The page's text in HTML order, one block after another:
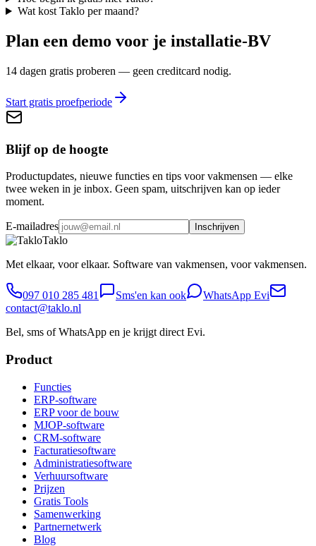
Wat kost Taklo per maand?
Plan een demo voor je installatie-BV
14 dagen gratis proberen — geen creditcard nodig.
Start gratis proefperiode
Blijf op de hoogte
Productupdates, nieuwe functies en tips voor vakmensen — elke
twee weken in je inbox. Geen spam, uitschrijven kan op ieder
moment.
E-mailadres Inschrijven
Taklo
Met elkaar, voor elkaar. Software van vakmensen, voor vakmensen.
097 010 285 481 Sms'en kan ook
WhatsApp Evi
contact@taklo.nl
Bel, sms of WhatsApp en je krijgt direct Evi.
Product
Functies
ERP-software
ERP voor de bouw
MJOP-software
CRM-software
Facturatiesoftware
Administratiesoftware
Verhuursoftware
Prijzen
Gratis Tools
Samenwerking
Partnernetwerk
Blog